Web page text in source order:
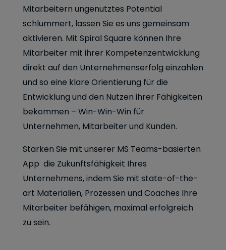
Mitarbeitern ungenutztes Potential
schlummert, lassen Sie es uns gemeinsam
aktivieren. Mit Spiral Square können Ihre
Mitarbeiter mit ihrer Kompetenzentwicklung
direkt auf den Unternehmenserfolg einzahlen
und so eine klare Orientierung für die
Entwicklung und den Nutzen ihrer Fähigkeiten
bekommen – Win-Win-Win für
Unternehmen, Mitarbeiter und Kunden.
Stärken Sie mit unserer MS Teams-basierten
App die Zukunftsfähigkeit Ihres
Unternehmens, indem Sie mit state-of-the-
art Materialien, Prozessen und Coaches Ihre
Mitarbeiter befähigen, maximal erfolgreich
zu sein.